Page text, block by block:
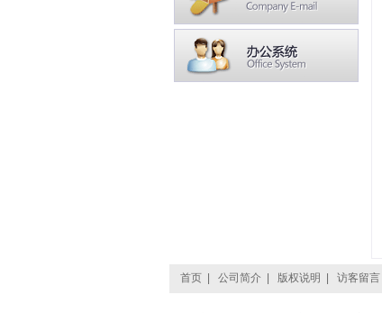
首页 公司简介 版权说明 访客留言